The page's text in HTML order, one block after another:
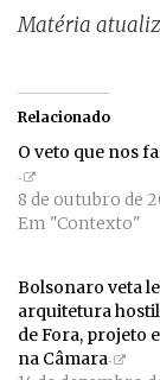
Matéria
Relacionado
O veto que nos
8 de outubro de
Em "Contexto"
Bolsonaro veta
arquitetura
de Fora, projeto
na Câmara